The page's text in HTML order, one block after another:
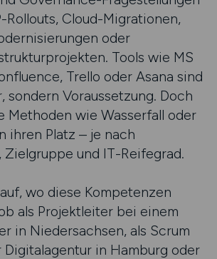
Rollouts, Cloud-Migrationen,
oder
Tools wie MS
Trello oder Asana sind
sondern Voraussetzung. Doch
Methoden wie Wasserfall oder
ihren Platz – je nach
Zielgruppe und IT-Reifegrad.
wo diese Kompetenzen
als Projektleiter bei einem
in Niedersachsen, als Scrum
Digitalagentur in Hamburg oder